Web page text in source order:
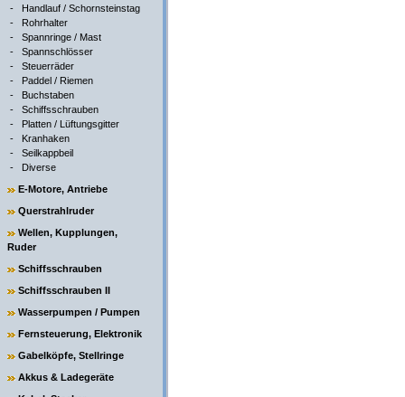
- Handlauf / Schornsteinstag
- Rohrhalter
- Spannringe / Mast
- Spannschlösser
- Steuerräder
- Paddel / Riemen
- Buchstaben
- Schiffsschrauben
- Platten / Lüftungsgitter
- Kranhaken
- Seilkappbeil
- Diverse
E-Motore, Antriebe
Querstrahlruder
Wellen, Kupplungen,
Ruder
Schiffsschrauben
Schiffsschrauben II
Wasserpumpen / Pumpen
Fernsteuerung, Elektronik
Gabelköpfe, Stellringe
Akkus & Ladegeräte